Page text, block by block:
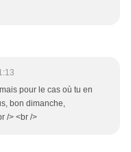
pour le cas où tu en
bon dimanche,
/> <br />